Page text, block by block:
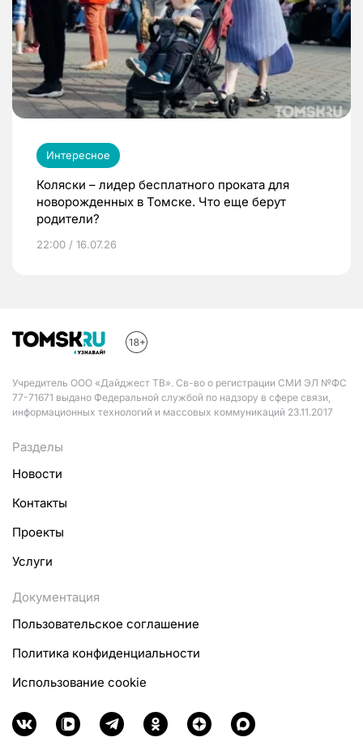
Интересное
Коляски – лидер бесплатного проката для
новорожденных в Томске. Что еще берут
родители?
22:00 / 16.07.26
Учредитель ООО «Дайджест ТВ». Св-во о регистрации СМИ ЭЛ №ФС
77-71671 выдано Федеральной службой по надзору в сфере связи,
информационных технологий и массовых коммуникаций 23.11.2017
Разделы
Новости
Контакты
Проекты
Услуги
Документация
Пользовательское соглашение
Политика конфиденциальности
Использование cookie